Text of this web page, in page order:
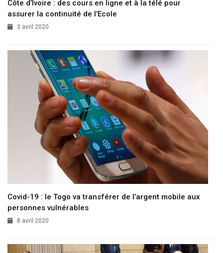
Côte d’Ivoire : des cours en ligne et à la télé pour
assurer la continuité de l’Ecole
3 avril 2020
Covid-19 : le Togo va transférer de l’argent mobile aux
personnes vulnérables
8 avril 2020